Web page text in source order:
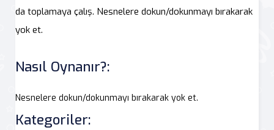
da toplamaya çalış. Nesnelere dokun/dokunmayı bırakarak
yok et.
Nasıl Oynanır?:
Nesnelere dokun/dokunmayı bırakarak yok et.
Kategoriler: